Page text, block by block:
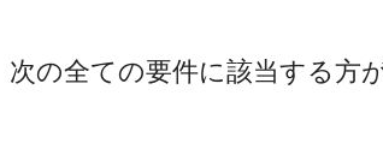
の全ての要件に該当する方